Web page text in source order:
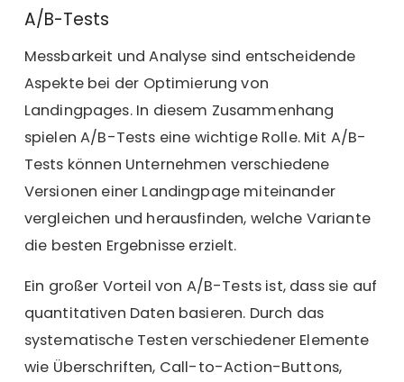
A/B-Tests
Messbarkeit und Analyse sind entscheidende
Aspekte bei der Optimierung von
Landingpages. In diesem Zusammenhang
spielen A/B-Tests eine wichtige Rolle. Mit A/B-
Tests können Unternehmen verschiedene
Versionen einer Landingpage miteinander
vergleichen und herausfinden, welche Variante
die besten Ergebnisse erzielt.
Ein großer Vorteil von A/B-Tests ist, dass sie auf
quantitativen Daten basieren. Durch das
systematische Testen verschiedener Elemente
wie Überschriften, Call-to-Action-Buttons,